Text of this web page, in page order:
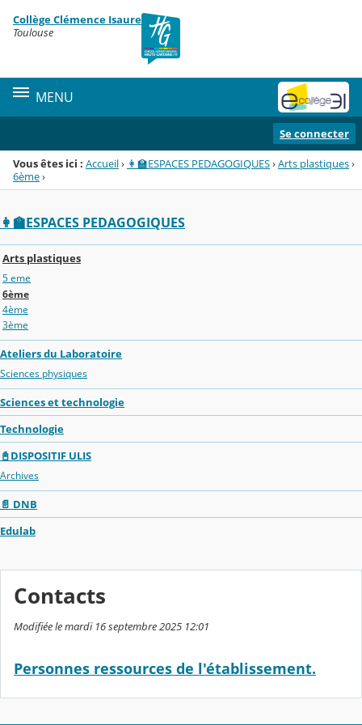
Menu de la rubrique
Contenu
Collège Clémence Isaure
Toulouse
MENU
Se connecter
Vous êtes ici : Accueil› 👩‍🏫ESPACES PEDAGOGIQUES›Arts plastiques›
6ème›
👩‍🏫ESPACES PEDAGOGIQUES
Arts plastiques
5 eme
6ème
4ème
3ème
Ateliers du Laboratoire
Sciences physiques
Sciences et technologie
Technologie
📓DISPOSITIF ULIS
Archives
📄 DNB
Edulab
Contacts
Modifiée le mardi 16 septembre 2025 12:01
Personnes ressources de l'établissement.